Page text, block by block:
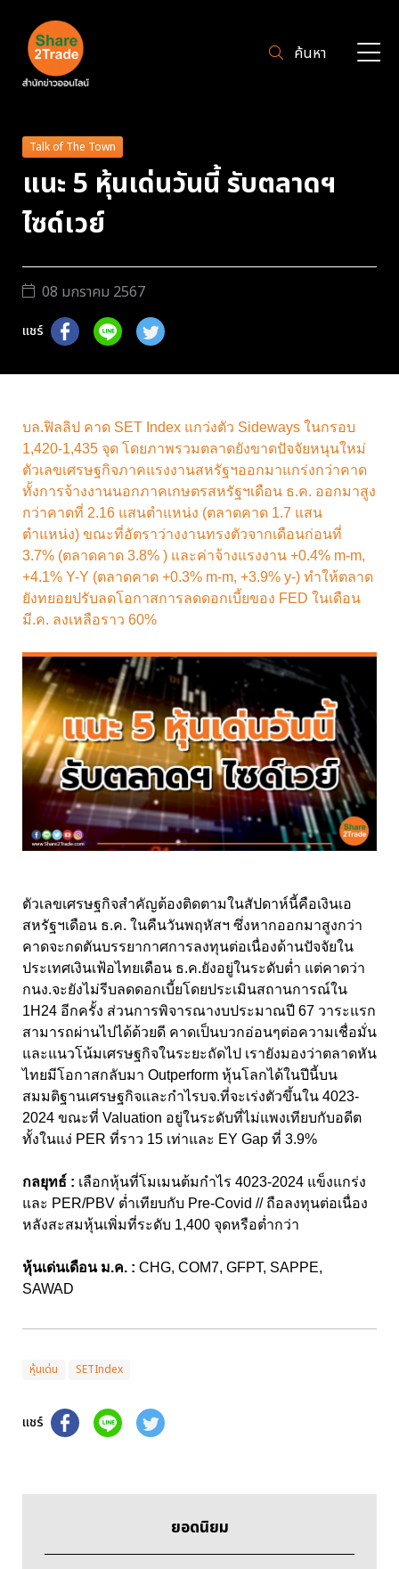
ค้นหา
Talk of The Town
แนะ 5 หุ้นเด่นวันนี้ รับตลาดฯ
ไซด์เวย์
08 มกราคม 2567
แชร์
บล.ฟิลลิป คาด SET Index แกว่งตัว Sideways ในกรอบ
1,420-1,435 จุด โดยภาพรวมตลาดยังขาดปัจจัยหนุนใหม่
ตัวเลขเศรษฐกิจภาคแรงงานสหรัฐฯออกมาแกร่งกว่าคาด
ทั้งการจ้างงานนอกภาคเกษตรสหรัฐฯเดือน ธ.ค. ออกมาสูง
กว่าคาดที่ 2.16 แสนตำแหน่ง (ตลาดคาด 1.7 แสน
ตำแหน่ง) ขณะที่อัตราว่างงานทรงตัวจากเดือนก่อนที่
3.7% (ตลาดคาด 3.8% ) และค่าจ้างแรงงาน +0.4% m-m,
+4.1% Y-Y (ตลาดคาด +0.3% m-m, +3.9% y-) ทำให้ตลาด
ยังทยอยปรับลดโอกาสการลดดอกเบี้ยของ FED ในเดือน
มี.ค. ลงเหลือราว 60%
ตัวเลขเศรษฐกิจสำคัญต้องติดตามในสัปดาห์นี้คือเงินเอ
สหรัฐฯเดือน ธ.ค. ในคืนวันพฤหัสฯ ซึ่งหากออกมาสูงกว่า
คาดจะกดตันบรรยากาศการลงทุนต่อเนื่องด้านปัจจัยใน
ประเทศเงินเฟ้อไทยเดือน ธ.ค.ยังอยู่ในระดับต่ำ แต่คาดว่า
กนง.จะยังไม่รีบลดดอกเบี้ยโดยประเมินสถานการณ์ใน
1H24 อีกครั้ง ส่วนการพิจารณางบประมาณปี 67 วาระแรก
สามารถผ่านไปได้ด้วยดี คาดเป็นบวกอ่อนๆต่อความเชื่อมั่น
และแนวโน้มเศรษฐกิจในระยะถัดไป เรายังมองว่าตลาดหัน
ไทยมีโอกาสกลับมา Outperform หุ้นโลกได้ในปีนี้บน
สมมติฐานเศรษฐกิจและกำไรบจ.ที่จะเร่งตัวขึ้นใน 4023-
2024 ขณะที่ Valuation อยู่ในระดับที่ไม่แพงเทียบกับอดีต
ทั้งในแง่ PER ที่ราว 15 เท่าและ EY Gap ที่ 3.9%
กลยุทธ์ : เลือกหุ้นที่โมเมนต้มกำไร 4023-2024 แข็งแกร่ง
และ PER/PBV ต่ำเทียบกับ Pre-Covid // ถือลงทุนต่อเนื่อง
หลังสะสมหุ้นเพิ่มที่ระดับ 1,400 จุดหรือต่ำกว่า
หุ้นเด่นเดือน ม.ค. : CHG, COM7, GFPT, SAPPE,
SAWAD
หุ้นเด่น SETIndex
แชร์
ยอดนิยม